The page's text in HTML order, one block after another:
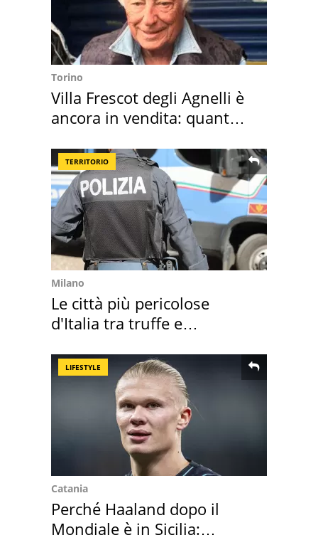
Torino
Villa Frescot degli Agnelli è
ancora in vendita: quanto
TERRITORIO
Milano
Le città più pericolose
d'Italia tra truffe e
LIFESTYLE
Catania
Perché Haaland dopo il
Mondiale è in Sicilia: